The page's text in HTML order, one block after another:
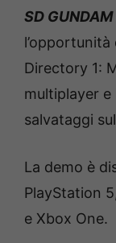
SD
Directory 1:
multiplayer
salvataggi
La demo è
PlayStation
e Xbox One.